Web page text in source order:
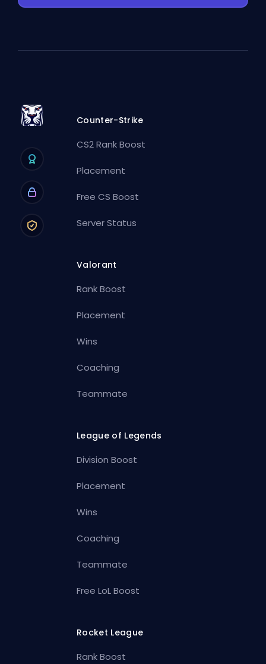
Counter-Strike
CS2 Rank Boost
Placement
Free CS Boost
Server Status
Valorant
Rank Boost
Placement
Wins
Coaching
Teammate
League of Legends
Division Boost
Placement
Wins
Coaching
Teammate
Free LoL Boost
Rocket League
Rank Boost